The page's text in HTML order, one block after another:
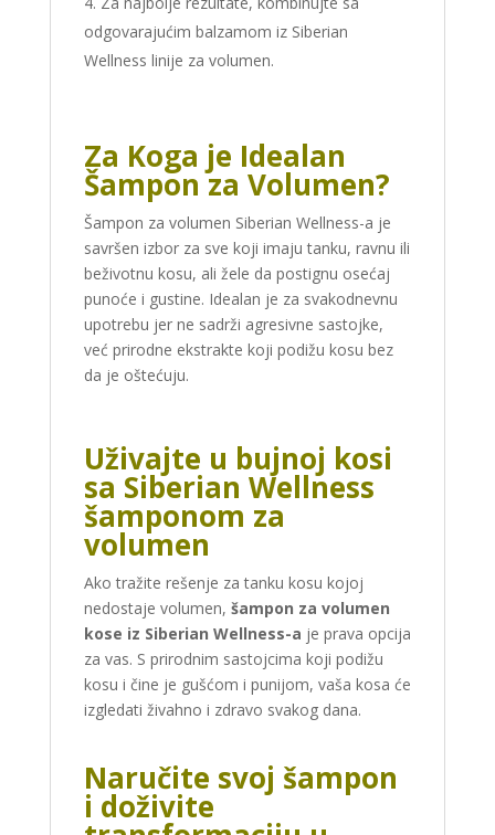
odgovarajućim balzamom iz Siberian
Wellness linije za volumen.
Za Koga je Idealan
Šampon za Volumen?
Šampon za volumen Siberian Wellness-a je
savršen izbor za sve koji imaju tanku, ravnu ili
beživotnu kosu, ali žele da postignu osećaj
punoće i gustine. Idealan je za svakodnevnu
upotrebu jer ne sadrži agresivne sastojke,
već prirodne ekstrakte koji podižu kosu bez
da je oštećuju.
Uživajte u bujnoj kosi
sa Siberian Wellness
šamponom za
volumen
Ako tražite rešenje za tanku kosu kojoj
nedostaje volumen, šampon za volumen
kose iz Siberian Wellness-a je prava opcija
za vas. S prirodnim sastojcima koji podižu
kosu i čine je gušćom i punijom, vaša kosa će
izgledati živahno i zdravo svakog dana.
Naručite svoj šampon
i doživite